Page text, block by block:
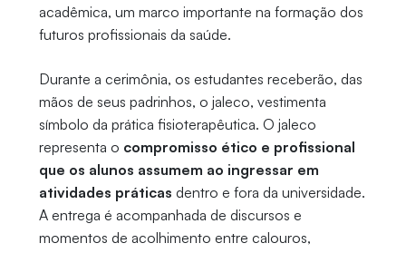
acadêmica, um marco importante na formação dos
futuros profissionais da saúde.
Durante a cerimônia, os estudantes receberão, das
mãos de seus padrinhos, o jaleco, vestimenta
símbolo da prática fisioterapêutica. O jaleco
representa o compromisso ético e profissional
que os alunos assumem ao ingressar em
atividades práticas dentro e fora da universidade.
A entrega é acompanhada de discursos e
momentos de acolhimento entre calouros,